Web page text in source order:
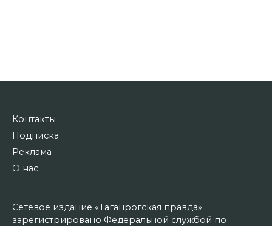
Контакты
Подписка
Реклама
О нас
Сетевое издание «Таганрогская правда»
зарегистрировано Федеральной службой по